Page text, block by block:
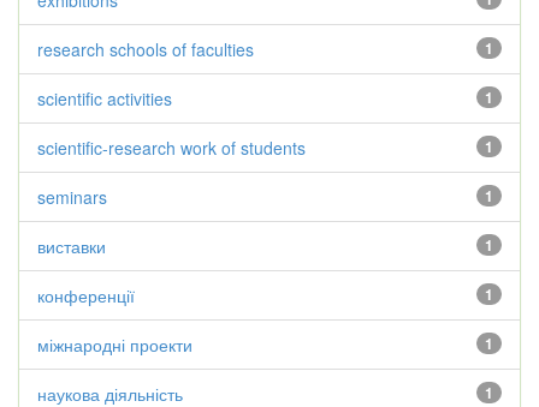
1
research schools of faculties
1
scientific activities
1
scientific-research work of students
1
seminars
1
виставки
1
конференції
1
міжнародні проекти
1
наукова діяльність